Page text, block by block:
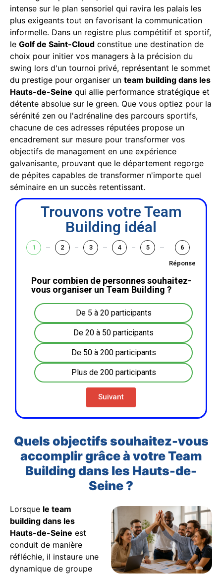
intense sur le plan sensoriel qui ravira les palais les
plus exigeants tout en favorisant la communication
informelle. Dans un registre plus compétitif et sportif,
le Golf de Saint-Cloud constitue une destination de
choix pour initier vos managers à la précision du
swing lors d'un tournoi privé, représentant le sommet
du prestige pour organiser un team building dans les
Hauts-de-Seine qui allie performance stratégique et
détente absolue sur le green. Que vous optiez pour la
sérénité zen ou l'adrénaline des parcours sportifs,
chacune de ces adresses réputées propose un
encadrement sur mesure pour transformer vos
objectifs de management en une expérience
galvanisante, prouvant que le département regorge
de pépites capables de transformer n'importe quel
séminaire en un succès retentissant.
Trouvons votre Team
Building idéal
1 2 3 4 5 6
Réponse
Pour combien de personnes souhaitez-
vous organiser un Team Building ?
De 5 à 20 participants
De 20 à 50 participants
De 50 à 200 participants
Plus de 200 participants
Suivant
Quels objectifs souhaitez-vous
accomplir grâce à votre Team
Building dans les Hauts-de-
Seine ?
Lorsque le team
building dans les
Hauts-de-Seine est
conduit de manière
réfléchie, il instaure une
dynamique de groupe